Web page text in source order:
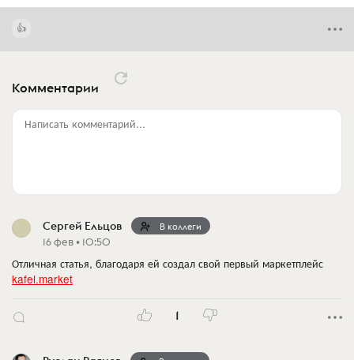
Комментарии
Написать комментарий...
Сергей Ельцов В коллеги
16 фев • 10:50
Отличная статья, благодаря ей создал свой первый маркетплейс
kafel.market
1